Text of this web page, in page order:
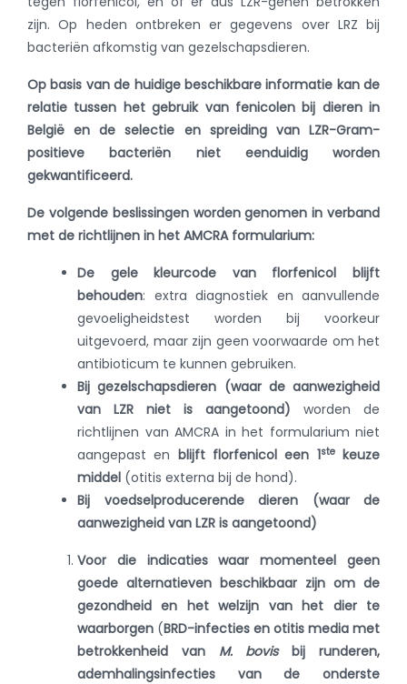
zijn. Op heden ontbreken er gegevens over LRZ bij
bacteriën afkomstig van gezelschapsdieren.
Op basis van de huidige beschikbare informatie kan de
relatie tussen het gebruik van fenicolen bij dieren in
België en de selectie en spreiding van LZR-Gram-
positieve bacteriën niet eenduidig worden
gekwantificeerd.
De volgende beslissingen worden genomen in verband
met de richtlijnen in het AMCRA formularium:
De
gele kleurcode van florfenicol blijft
behouden: extra diagnostiek en aanvullende
gevoeligheidstest worden bij voorkeur
uitgevoerd, maar zijn geen voorwaarde om het
antibioticum te kunnen gebruiken.
Bij gezelschapsdieren (waar de aanwezigheid
van LZR niet is aangetoond) worden de
richtlijnen van AMCRA in het formularium niet
aangepast en blijft florfenicol een 1stekeuze
middel (otitis externa bij de hond).
Bij voedselproducerende dieren (waar de
aanwezigheid van LZR is aangetoond)
Voor die indicaties waar momenteel geen
goede alternatieven beschikbaar zijn om de
gezondheid en het welzijn van het dier te
waarborgen (BRD-infecties en otitis media met
betrokkenheid van M. bovisbij runderen,
ademhalingsinfecties van de onderste